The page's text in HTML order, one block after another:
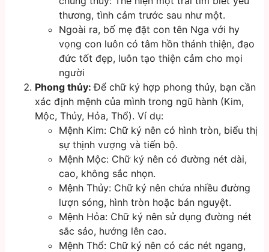
thương, tình cảm trước sau như một.
Ngoài ra, bố mẹ đặt con tên Nga với hy
vọng con luôn có tâm hồn thánh thiện, đạo
đức tốt đẹp, luôn tạo thiện cảm cho mọi
người
Phong thủy:Để chữ ký hợp phong thủy, bạn cần
xác định mệnh của mình trong ngũ hành (Kim,
Mộc, Thủy, Hỏa, Thổ). Ví dụ:
Mệnh Kim: Chữ ký nên có hình tròn, biểu thị
sự thịnh vượng và tiến bộ.
Mệnh Mộc: Chữ ký nên có đường nét dài,
cao, không sắc nhọn.
Mệnh Thủy: Chữ ký nên chứa nhiều đường
lượn sóng, hình tròn hoặc bán nguyệt.
Mệnh Hỏa: Chữ ký nên sử dụng đường nét
sắc sảo, hướng lên cao.
Mệnh Thổ: Chữ ký nên có các nét ngang,